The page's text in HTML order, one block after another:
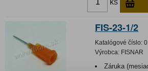
ks
FIS-23-1/2
Katalógové číslo:
Výrobca: FISNAR
Záruka